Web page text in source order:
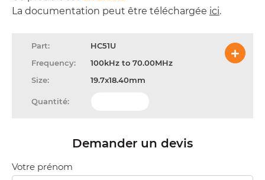
La documentation peut être téléchargée ici.
HC51U
100kHz to 70.00MHz
19.7x18.40mm
Demander un devis
Votre prénom